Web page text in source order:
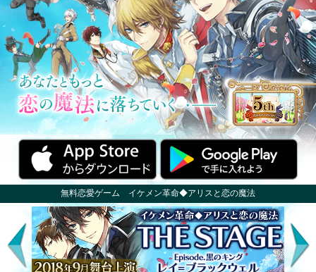
無料恋愛ゲーム イケメン革命◆アリスと恋の魔法